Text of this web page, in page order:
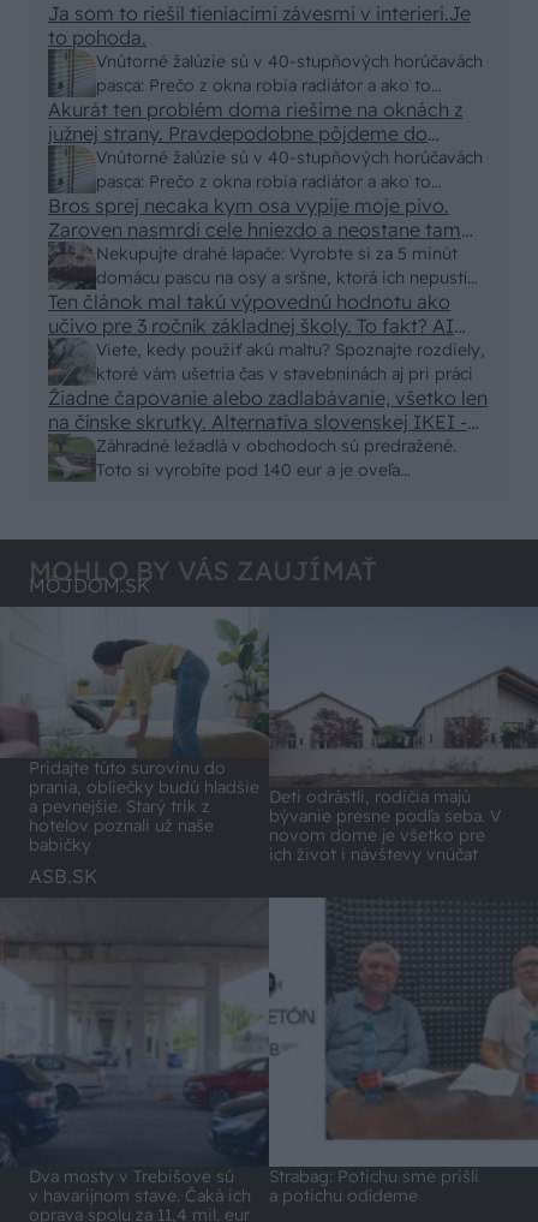
Vnútorné žalúzie sú v 40-stupňových horúčavách
pasca: Prečo z okna robia radiátor a ako to
vyriešiť za pár eur?
Ja som to riešil tieniacimi závesmi v interieri.Je
to pohoda.
Vnútorné žalúzie sú v 40-stupňových horúčavách
pasca: Prečo z okna robia radiátor a ako to
vyriešiť za pár eur?
Akurát ten problém doma riešime na oknách z
južnej strany. Pravdepodobne pôjdeme do
vonkajšieho tienenia na spôsob markízy
250x150cm. Čínsky predajcovia idú okolo 100
eur kus.
Nekupujte drahé lapače: Vyrobte si za 5 minút
domácu pascu na osy a sršne, ktorá ich nepustí
von
Bros sprej necaka kym osa vypije moje pivo.
Zaroven nasmrdi cele hniezdo a neostane tam
nic zive. Vasa pasca naucinke moc efektivne.
Skor pritiahne slimaky
Viete, kedy použiť akú maltu? Spoznajte rozdiely,
ktoré vám ušetria čas v stavebninách aj pri práci
Ten článok mal takú výpovednú hodnotu ako
učivo pre 3 ročník základnej školy. To fakt? AI
alebo nejaka kniha z VŠ? Dnešné rychlotvrdnuce
malty - pevnosť 40 Mpa a doba schnutia tak 15
minut , k tomu vodotesné s kryštálikou. A rozdiel
- schnutie a zretie. Nič?
Záhradné ležadlá v obchodoch sú predražené.
Toto si vyrobíte pod 140 eur a je oveľa
Žiadne čapovanie alebo zadlabávanie, všetko len
na čínske skrutky. Alternatíva slovenskej IKEI -
čo sa týka pevnosti. Autor si nedal veľa námahy s
remeselným spracovaním, škoda. No lepšie než
MOHLO BY VÁS ZAUJÍMAŤ
MÔJDOM.SK
Pridajte túto surovinu do
prania, obliečky budú hladšie
a pevnejšie. Starý trik z
hotelov poznali už naše
babičky
Deti odrástli, rodičia majú
bývanie presne podľa seba. V
novom dome je všetko pre
ich život i návštevy vnúčat
ASB.SK
Dva mosty v Trebišove sú
v havarijnom stave. Čaká ich
oprava spolu za 11,4 mil. eur
Strabag: Potichu sme prišli
a potichu odídeme